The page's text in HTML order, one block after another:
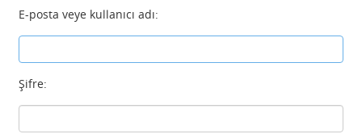
E-posta veye kullanıcı adı:
Şifre: